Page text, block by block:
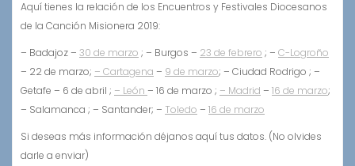
Aquí tienes la relación de los Encuentros y Festivales Diocesanos
de la Canción Misionera 2019:
– Badajoz – 30 de marzo ; – Burgos – 23 de febrero ; – C-Logroño
– 22 de marzo; – Cartagena – 9 de marzo; – Ciudad Rodrigo ; –
Getafe – 6 de abril ; – León – 16 de marzo ; – Madrid – 16 de marzo;
– Salamanca ; – Santander; – Toledo – 16 de marzo
Si deseas más información déjanos aquí tus datos. (No olvides
darle a enviar)